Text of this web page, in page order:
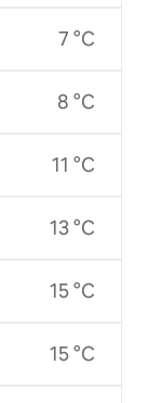
7 °C
8 °C
11 °C
13 °C
15 °C
15 °C